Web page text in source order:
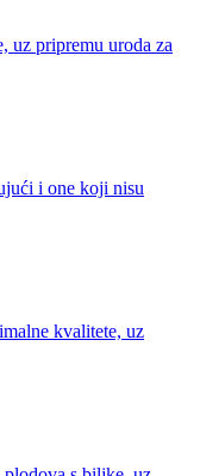
uz pripremu uroda za
i one koji nisu
kvalitete, uz